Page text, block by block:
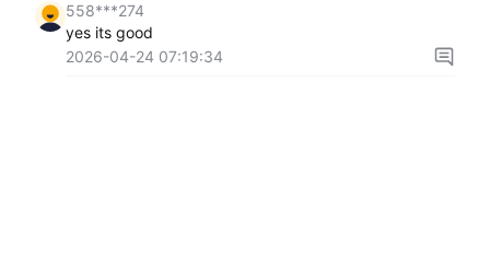
558***274
yes its good
2026-04-24 07:19:34